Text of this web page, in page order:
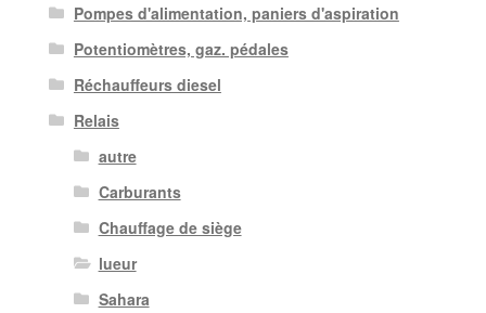
Pompes d'alimentation, paniers d'aspiration
Potentiomètres, gaz. pédales
Réchauffeurs diesel
Relais
autre
Carburants
Chauffage de siège
lueur
Sahara